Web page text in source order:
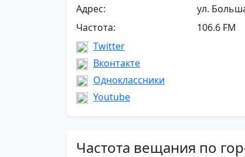
Адрес:
ул.
Частота:
106.6 FM
Twitter
Вконтакте
Одноклассники
Youtube
Частота вещания по